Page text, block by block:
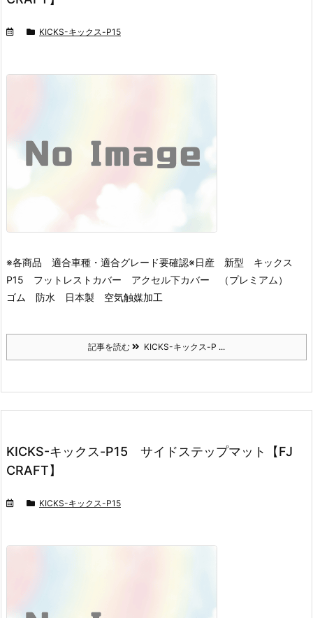
KICKS-キックス-P15
※各商品 適合車種・適合グレード要確認※日産 新型 キックス
P15 フットレストカバー アクセル下カバー （プレミアム）
ゴム 防水 日本製 空気触媒加工
記事を読む KICKS-キックス-P ...
KICKS-キックス-P15 サイドステップマット【FJ
CRAFT】
KICKS-キックス-P15